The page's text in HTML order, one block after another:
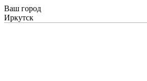
Ваш город
Иркутск